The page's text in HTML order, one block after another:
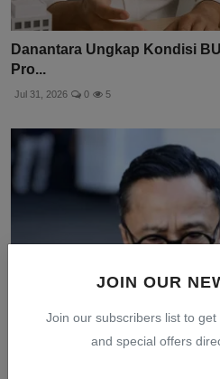
JOIN OUR
Join our subscribers list to
and special offers
Danantara Ungkap Kondisi
Pro...
Jul 31, 2026 0 5